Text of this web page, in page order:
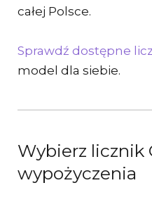
całej Polsce.
Sprawdź dostępne
model dla siebie.
Wybierz licznik
wypożyczenia